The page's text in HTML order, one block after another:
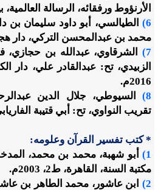
الأرنؤوط ورفقائه، الرسالة العالمية،
6)
الطيالسي، أبو داود سليمان بن
محمد بن عبدالمحسن التركي، دار هجر،
7)
الشرقاوي، عبدالله بن
2016م.
8)
السيوطي، جلال الدين
تقريب النواوي، تح: أبي قتيبة الفاريابي،
* كتب تفسير القرآن وعلومه:
1)
أبو شهبة، محمد بن محمد،
مكتبة السنة، القاهرة، ط2، 2003م.
2)
ابن عاشور، محمد الطاهر بن